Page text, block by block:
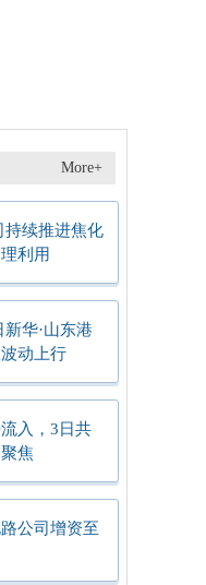
More+
持续推进焦化
利用
华·山东港
动上行
入，3日共
焦
公司增资至